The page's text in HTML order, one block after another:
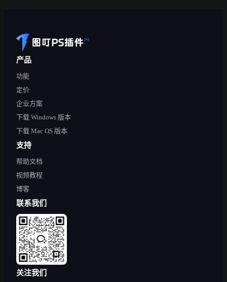
产品
功能
定价
企业方案
下载 Windows 版本
下载 Mac OS 版本
支持
帮助文档
视频教程
博客
联系我们
关注我们